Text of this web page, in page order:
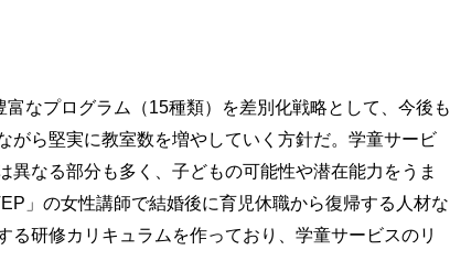
富なプログラム（15種類）を差別化戦略として、今後も
がら堅実に教室数を増やしていく方針だ。学童サービ
異なる部分も多く、子どもの可能性や潜在能力をうま
」の女性講師で結婚後に育児休職から復帰する人材な
る研修カリキュラムを作っており、学童サービスのリ